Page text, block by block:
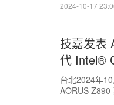
2024-10-17
技嘉发表
代 Intel®
台北2024年
AORUS Z890